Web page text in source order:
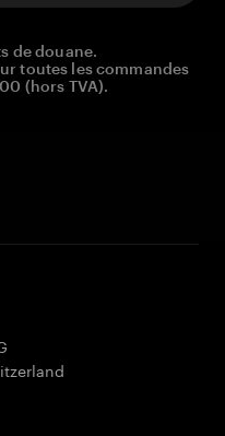
de douane.
toutes les commandes
(hors TVA).